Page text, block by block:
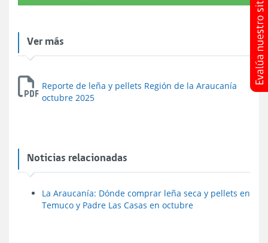
Ver más
Reporte de leña y pellets Región de la Araucanía
octubre 2025
Noticias relacionadas
La Araucanía: Dónde comprar leña seca y pellets en
Temuco y Padre Las Casas en octubre